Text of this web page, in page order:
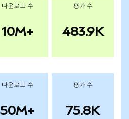
다운로드 수
10M+
평가 수
483.9K
다운로드 수
50M+
평가 수
75.8K